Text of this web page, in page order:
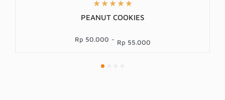
★ ★
CHOCO FLOWER
Rp 50.000 - Rp 55.000